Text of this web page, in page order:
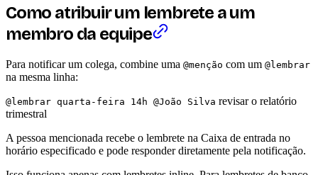
Como atribuir um lembrete a um
membro da equipe
Para notificar um colega, combine uma @menção com um @lembrar
na mesma linha:
@lembrar quarta-feira 14h @João Silva revisar o relatório
trimestral
A pessoa mencionada recebe o lembrete na Caixa de entrada no
horário especificado e pode responder diretamente pela notificação.